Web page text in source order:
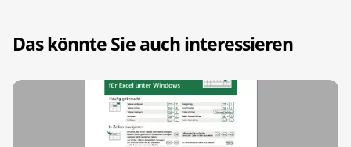
Das könnte Sie auch interessieren